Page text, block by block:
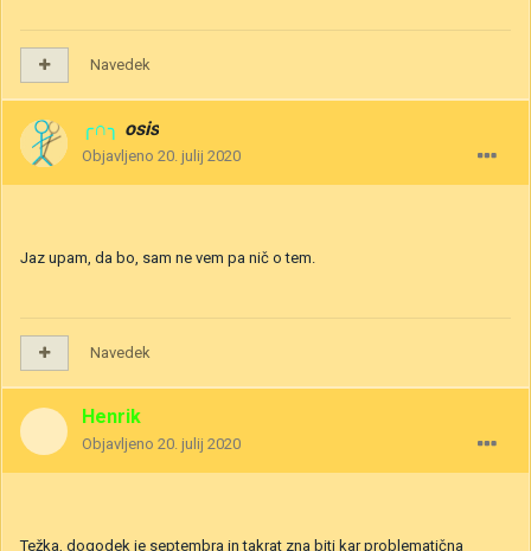
Navedek
╭∩╮ osis
Objavljeno 20. julij 2020
Jaz upam, da bo, sam ne vem pa nič o tem.
Navedek
Henrik
Objavljeno 20. julij 2020
Težka, dogodek je septembra in takrat zna biti kar problematična